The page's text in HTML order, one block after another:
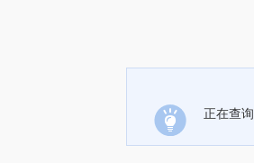
正在查